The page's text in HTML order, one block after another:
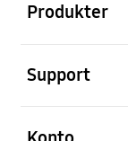
Produkter
Support